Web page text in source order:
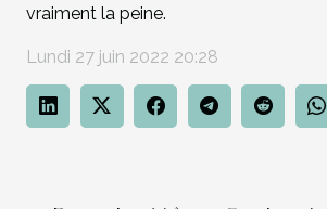
vraiment la peine.
Lundi 27 juin 2022 20:28